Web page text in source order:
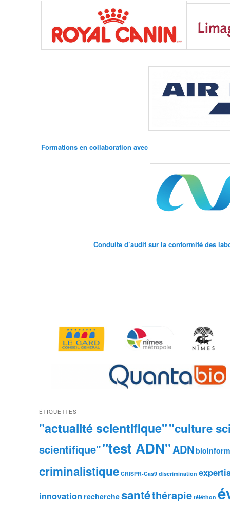
Formations en collaboration avec
Conduite d’audit sur la conformité des
ÉTIQUETTES
"actualité scientifique""culture
scientifique""test ADN"ADN
criminalistique CRISPR-Cas9 discrimination
innovation recherchesantéthérapie téléthon